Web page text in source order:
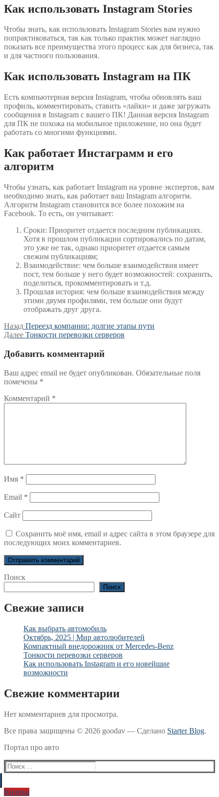
Как использовать Instagram Stories
Чтобы знать, как использовать Instagram Stories вам нужно
попрактиковаться, так как только практик может наглядно
показать все преимущества этого процесс как для бизнеса, так
и для частного пользования.
Как использовать Instagram на ПК
Есть компьютерная версия Instagram, чтобы обновлять ваш
профиль, комментировать, ставить «лайки» и даже загружать
сообщения в Instagram с вашего ПК! Данная версия Instagram
для ПК не похожа на мобильное приложение, но она будет
работать со многими функциями.
Как работает Инстаграмм и его
алгоритм
Чтобы узнать, как работает Instagram на уровне экспертов, вам
необходимо знать, как работает ваш Instagram алгоритм.
Алгоритм Instagram становится все более похожим на
Facebook. То есть, он учитывает:
Сроки: Приоритет отдается последним публикациях.
Хотя в прошлом публикации сортировались по датам,
это уже не так, однако приоритет отдается самым
свежим публикациям;
Взаимодействие: чем больше взаимодействия имеет
пост, тем больше у него будет возможностей: сохранить,
поделиться, прокомментировать и т.д.
Прошлая история: чем больше взаимодействия между
этими двумя профилями, тем больше они будут
отображать друг друга.
Навигация
по
записям
Назад Предыдущая
запись:
Переезд компании: долгие этапы пути
Далее Следующая
Тонкости перевозки серверов
Добавить комментарий
Ваш адрес email не будет опубликован. Обязательные поля
помечены *
Комментарий *
Имя *
Email *
Сайт
Сохранить моё имя, email и адрес сайта в этом браузере для
последующих моих комментариев.
Поиск
Поиск
Свежие записи
Как выбрать автомобиль
Октябрь, 2025 | Мир автолюбителей
Компактный внедорожник от Mercedes-Benz
Тонкости перевозки серверов
Как использовать Instagram и его новейшие
возможности
Свежие комментарии
Нет комментариев для просмотра.
Все права защищены © 2026 goodav — Сделано Starter Blog.
Портал про авто
Найти:
Кнопка